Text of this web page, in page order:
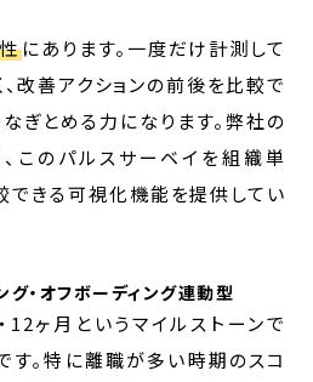
にあります。一度だけ計測して
改善アクションの前後を比較で
ぎとめる力になります。弊社の
このパルスサーベイを組織単
できる可視化機能を提供してい
グ・オフボーディング連動型
12ヶ月というマイルストーンで
。特に離職が多い時期のスコ